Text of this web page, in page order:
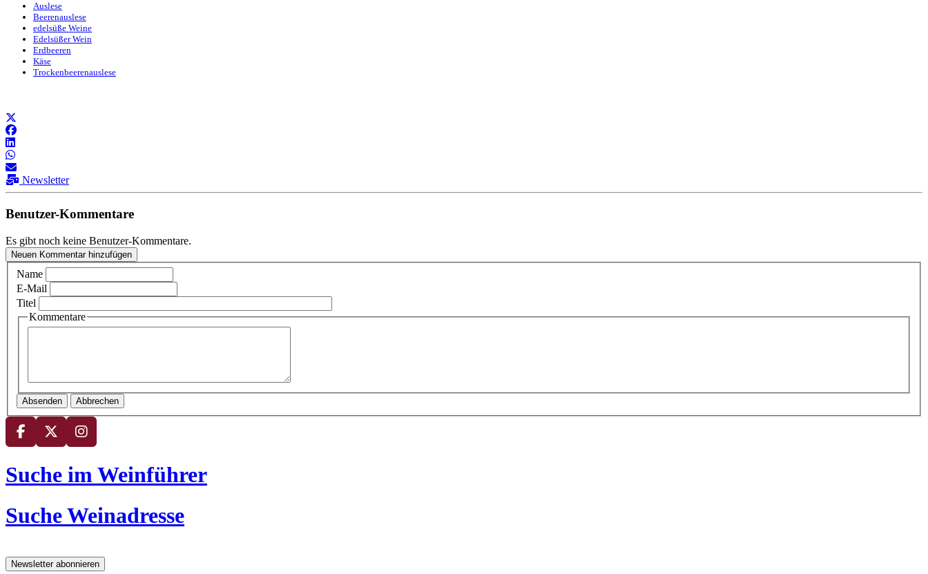
Auslese
Beerenauslese
edelsüße Weine
Edelsüßer Wein
Erdbeeren
Käse
Trockenbeerenauslese
Newsletter
Benutzer-Kommentare
Es gibt noch keine Benutzer-Kommentare.
Neuen Kommentar hinzufügen
Name
E-Mail
Titel
Kommentare
Absenden Abbrechen
Suche im Weinführer
Suche Weinadresse